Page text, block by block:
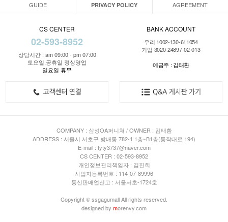
GUIDE PRIVACY POLICY AGREEMENT
CS CENTER
02-593-8952
상담시간 : am 09:00 - pm 07:00
토요일,공휴일 정상영업
일요일 휴무
BANK ACCOUNT
우리 1002-130-611054
기업 3020-24897-02-013
예금주 : 김태환
COMPANY : 삼성OA퍼니쳐 / OWNER : 김태환
ADDRESS : 서울시 서초구 방배동 782-1 1층~B1층(동작대로 194)
E-mail : tyty3737@naver.com
CS CENTER : 02-593-8952
개인정보관리책임자 : 김진희
사업자등록번호 : 114-07-89996
통신판매업신고 : 서울서초-1724호
Copyright © ssgagumall All rights reserved.
designed by morenvy.com